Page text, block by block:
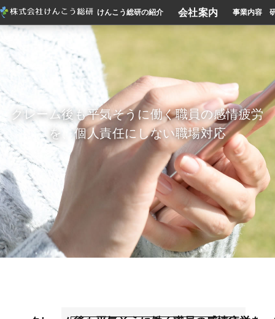
けんこう総研の紹介 会社案内 事業内容
クレーム後も平気そうに働く職員の感情疲労
を、個人責任にしない職場対応